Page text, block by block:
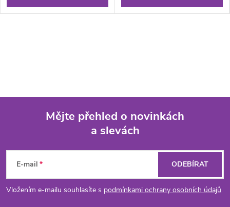
p
Mějte přehled o novinkách
a slevách
E-mail
Vložením e-mailu souhlasíte s podmínkami ochrany osobních údajů
ODEBÍRAT